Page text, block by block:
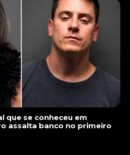
que se conheceu em
assalta banco no primeiro